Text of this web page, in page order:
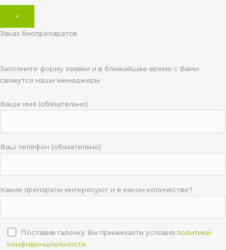
×
Заказ биопрепаратов
Заполните форму заявки и в ближайшее время с Вами
свяжутся наши менеджеры
Ваше имя (обязательно)
Ваш телефон (обязательно)
Какие препараты интересуют и в каком количестве?
Поставив галочку Вы принимаете условия политики
конфиденциальности